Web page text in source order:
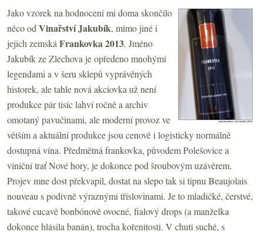
Jako vzorek na hodnocení mi doma skončilo
něco od Vinařství Jakubík, mimo jiné i
jejich zemská Frankovka 2013. Jméno
Jakubík ze Zlechova je opředeno mnohými
legendami a v šeru sklepů vyprávěných
historek, ale tahle nová akciovka už není
produkce pár tisíc lahví ročně a archiv
omotaný pavučinami, ale moderní provoz ve
větším a aktuální produkce jsou cenově i logisticky normálně
dostupná vína. Předmětná frankovka, původem Polešovice a
viniční trať Nové hory, je dokonce pod šroubovým uzávěrem.
Projev mne dost překvapil, dostat na slepo tak si tipnu Beaujolais
nouveau s podivně výraznými tříslovinami. Je to mladičké, čerstvé,
takové cucavě bonbónově ovocné, fialový drops (a manželka
dokonce hlásila banán), trocha kořenitosti. V chuti suché, s